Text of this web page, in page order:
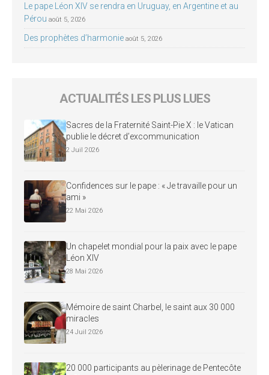
Le pape Léon XIV se rendra en Uruguay, en Argentine et au
Pérou août 5, 2026
Des prophètes d’harmonie août 5, 2026
ACTUALITÉS LES PLUS LUES
Sacres de la Fraternité Saint-Pie X : le Vatican
publie le décret d’excommunication
2 Juil 2026
Confidences sur le pape : « Je travaille pour un
ami »
22 Mai 2026
Un chapelet mondial pour la paix avec le pape
Léon XIV
28 Mai 2026
Mémoire de saint Charbel, le saint aux 30 000
miracles
24 Juil 2026
20 000 participants au pèlerinage de Pentecôte